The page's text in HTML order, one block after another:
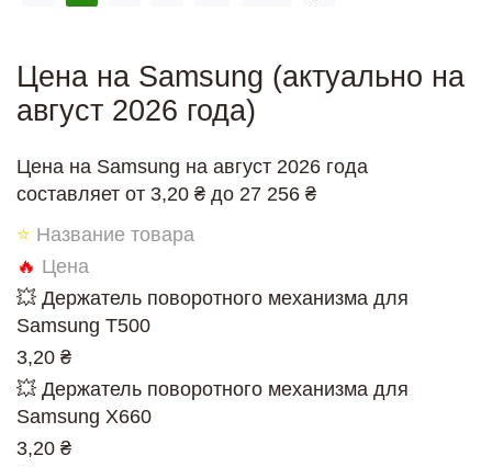
Цена на Samsung (актуально на
август 2026 года)
Цена на Samsung на август 2026 года
составляет от 3,20 ₴ до 27 256 ₴
⭐ Название товара
🔥 Цена
💥 Держатель поворотного механизма для
Samsung T500
3,20 ₴
💥 Держатель поворотного механизма для
Samsung X660
3,20 ₴